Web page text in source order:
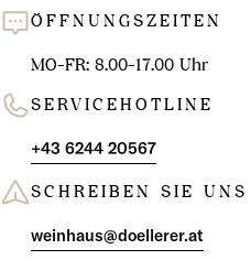
ÖFFNUNGSZEITEN
MO-FR: 8.00-17.00 Uhr
SERVICEHOTLINE
+43 6244 20567
SCHREIBEN SIE UNS
weinhaus@doellerer.at